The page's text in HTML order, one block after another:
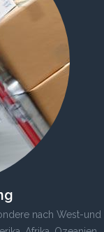
nach West-und